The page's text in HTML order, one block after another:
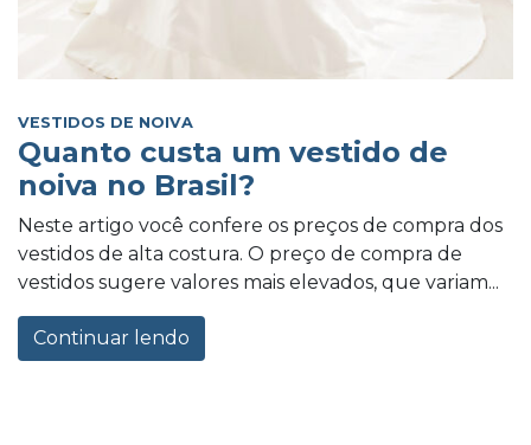
VESTIDOS DE NOIVA
Quanto custa um vestido de
noiva no Brasil?
Neste artigo você confere os preços de compra dos
vestidos de alta costura. O preço de compra de
vestidos sugere valores mais elevados, que variam...
Continuar lendo